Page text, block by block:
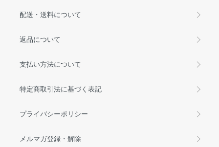
配送・送料について
返品について
支払い方法について
特定商取引法に基づく表記
プライバシーポリシー
メルマガ登録・解除